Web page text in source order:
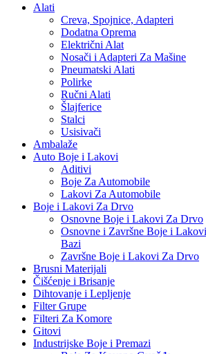
Alati
Creva, Spojnice, Adapteri
Dodatna Oprema
Električni Alat
Nosači i Adapteri Za Mašine
Pneumatski Alati
Polirke
Ručni Alati
Šlajferice
Stalci
Usisivači
Ambalaže
Auto Boje i Lakovi
Aditivi
Boje Za Automobile
Lakovi Za Automobile
Boje i Lakovi Za Drvo
Osnovne Boje i Lakovi Za Drvo
Osnovne i Završne Boje i
Bazi
Završne Boje i Lakovi Za Drvo
Brusni Materijali
Čišćenje i Brisanje
Dihtovanje i Lepljenje
Filter Grupe
Filteri Za Komore
Gitovi
Industrijske Boje i Premazi